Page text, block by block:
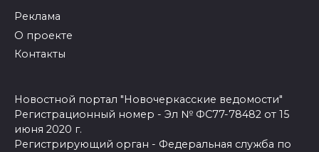
Реклама
О проекте
Контакты
Новостной портал "Новочеркасские ведомости"
Регистрационный номер - Эл № ФС77-78482 от 15
июня 2020 г.
Регистрирующий орган - Федеральная служба по